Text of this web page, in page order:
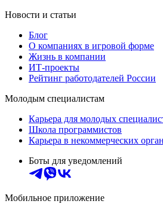
Новости и статьи
Блог
О компаниях в игровой форме
Жизнь в компании
ИТ-проекты
Рейтинг работодателей России
Молодым специалистам
Карьера для молодых
Школа программистов
Карьера в некоммерческих
Боты для уведомлений
Мобильное приложение